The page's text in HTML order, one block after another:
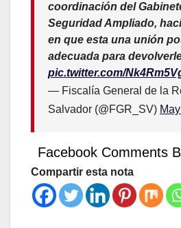
coordinación del
Seguridad Ampliado,
en que esta una unión
adecuada para
pic.twitter.com/
— Fiscalía General de la
Salvador (@FGR_SV)
Facebook Comments
Compartir esta nota